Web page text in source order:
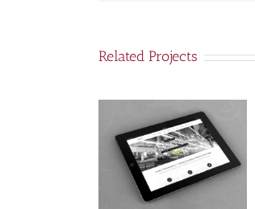
Related Projects
Mauris Fringilla
Voluts